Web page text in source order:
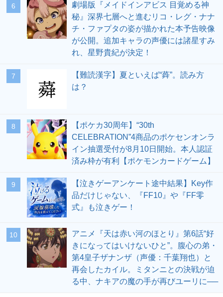
6
劇場版『メイドインアビス 目覚める神
秘』深界七層へと進むリコ・レグ・ナナ
チ・ファプタの姿が描かれた本予告映像
が公開。追加キャラの声優には諸星すみ
れ、星野貴紀が決定！
7
【難読漢字】夏といえば“蕣”。読み方
は？
8
【ポケカ30周年】“30th
CELEBRATION”4商品のポケセンオンラ
イン抽選受付が8月10日開始。本人認証
済み枠が有利【ポケモンカードゲーム】
9
【泣きゲーアンケート途中結果】Key作
品だけじゃない、『FF10』や『FF零
式』も泣きゲー！
10
アニメ『天は赤い河のほとり』第6話“好
きになってはいけないひと”。腹心の弟・
第4皇子ザナンザ（声優：千葉翔也）と
再会したカイル。ミタンニとの決戦が迫
る中、ナキアの魔の手が再びユーリに──